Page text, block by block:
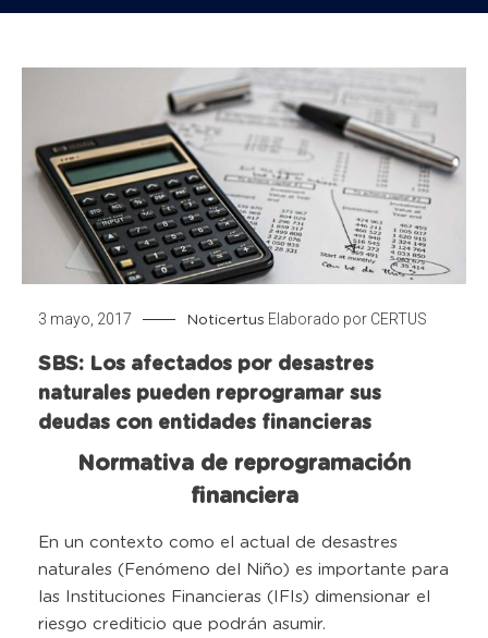
3 mayo, 2017 Noticertus Elaborado por CERTUS
SBS: Los afectados por desastres
naturales pueden reprogramar sus
deudas con entidades financieras
Normativa de reprogramación
financiera
En un contexto como el actual de desastres
naturales (Fenómeno del Niño) es importante para
las Instituciones Financieras (IFIs) dimensionar el
riesgo crediticio que podrán asumir.